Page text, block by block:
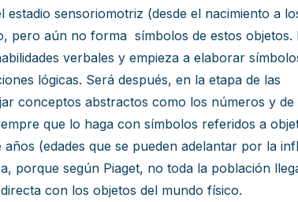
sensoriomotriz (desde el nacimiento a
pero aún no forma símbolos de estos objetos.
verbales y empieza a elaborar
lógicas. Será después, en la etapa de las
conceptos abstractos como los números y de
que lo haga con símbolos referidos a
(edades que se pueden adelantar por la
porque según Piaget, no toda la población
con los objetos del mundo físico.